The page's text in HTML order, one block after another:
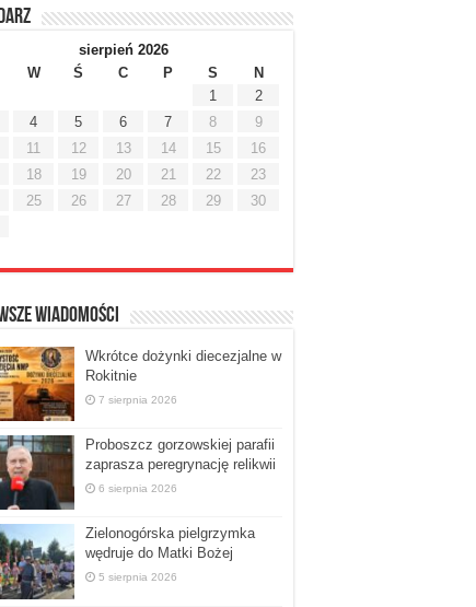
sierpień 2026
W Ś C P S
N
1
2
4 5 6 7 8
9
11 12 13 14 15
16
18 19 20 21 22
23
25 26 27 28 29
30
Wiadomości
Wkrótce dożynki diecezjalne w
Rokitnie
7 sierpnia 2026
Proboszcz gorzowskiej parafii
zaprasza peregrynację relikwii
6 sierpnia 2026
Zielonogórska pielgrzymka
wędruje do Matki Bożej
5 sierpnia 2026